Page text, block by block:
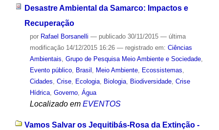
Desastre Ambiental da Samarco: Impactos e
Recuperação
por Rafael Borsanelli — publicado30/11/2015 — última
modificação14/12/2015 16:26 — registrado em: Ciências
Ambientais, Grupo de Pesquisa Meio Ambiente e Sociedade,
Evento público, Brasil , Meio Ambiente, Ecossistemas,
Cidades, Crise, Ecologia, Biologia, Biodiversidade, Crise
Hídrica, Governo, Água
Localizado em EVENTOS
Vamos Salvar os Jequitibás-Rosa da Extinção -